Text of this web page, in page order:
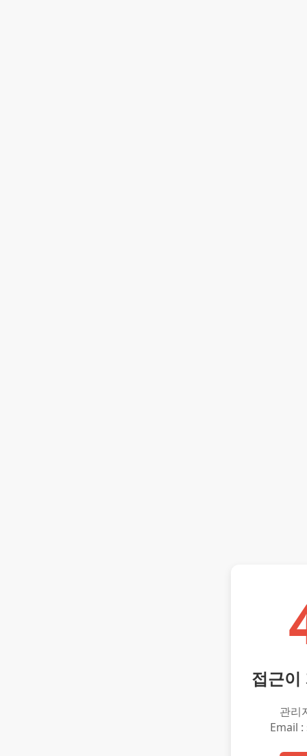
접근이
관리
Email